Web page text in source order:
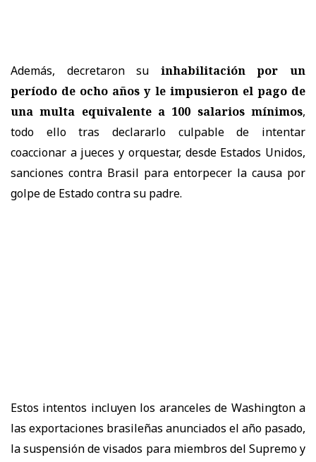
Además, decretaron su inhabilitación por un
período de ocho años y le impusieron el pago de
una multa equivalente a 100 salarios mínimos,
todo ello tras declararlo culpable de intentar
coaccionar a jueces y orquestar, desde Estados Unidos,
sanciones contra Brasil para entorpecer la causa por
golpe de Estado contra su padre.
Estos intentos incluyen los aranceles de Washington a
las exportaciones brasileñas anunciados el año pasado,
la suspensión de visados para miembros del Supremo y